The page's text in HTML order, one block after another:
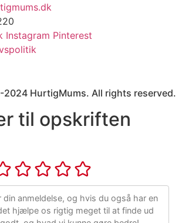
Instagram Pinterest
HurtigMums. All rights reserved.
til opskriften